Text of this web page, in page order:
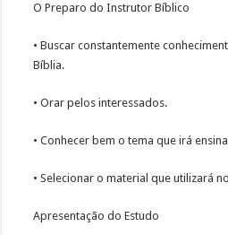
O Preparo do Instrutor Bíblico
• Buscar constantemente
Bíblia.
• Orar pelos interessados.
• Conhecer bem o tema que irá
• Selecionar o material que utilizará
Apresentação do Estudo